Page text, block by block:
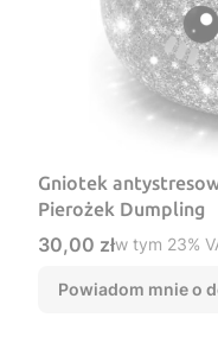
Gniotek
Pierożek Dumpling
Cena brutto
30,00 złw tym %s
w tym 23%
Powiadom mnie o